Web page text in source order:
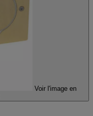
Voir l'image en